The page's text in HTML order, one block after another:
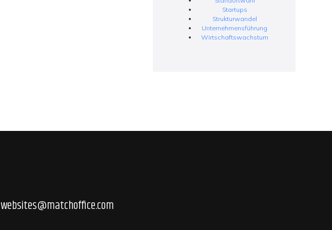
Startups
Strukturwandel
Unternehmensführung
Wirtschaftswachstum
websites@matchoffice.com